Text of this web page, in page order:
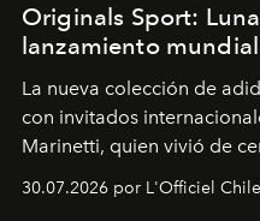
Originals Sport:
lanzamiento
La nueva colección de
con invitados
Marinetti, quien vivió de
30.07.2026 por L'Officiel Chile